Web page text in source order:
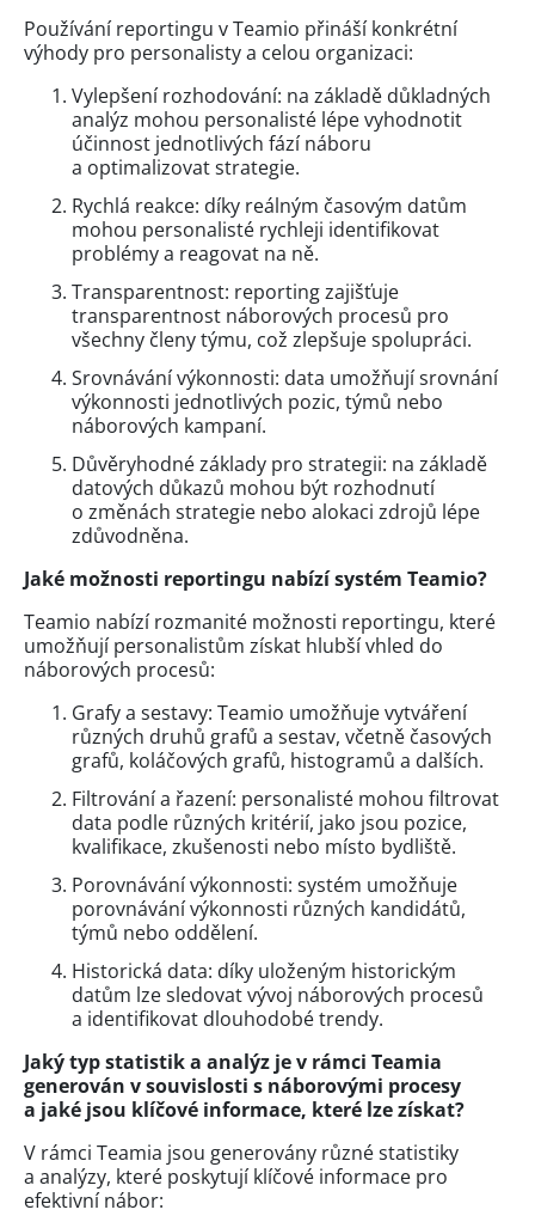
Používání reportingu v Teamio přináší konkrétní
výhody pro personalisty a celou organizaci:
Vylepšení rozhodování: na základě důkladných
analýz mohou personalisté lépe vyhodnotit
účinnost jednotlivých fází náboru
a optimalizovat strategie.
Rychlá reakce: díky reálným časovým datům
mohou personalisté rychleji identifikovat
problémy a reagovat na ně.
Transparentnost: reporting zajišťuje
transparentnost náborových procesů pro
všechny členy týmu, což zlepšuje spolupráci.
Srovnávání výkonnosti: data umožňují srovnání
výkonnosti jednotlivých pozic, týmů nebo
náborových kampaní.
Důvěryhodné základy pro strategii: na základě
datových důkazů mohou být rozhodnutí
o změnách strategie nebo alokaci zdrojů lépe
zdůvodněna.
Jaké možnosti reportingu nabízí systém Teamio?
Teamio nabízí rozmanité možnosti reportingu, které
umožňují personalistům získat hlubší vhled do
náborových procesů:
Grafy a sestavy: Teamio umožňuje vytváření
různých druhů grafů a sestav, včetně časových
grafů, koláčových grafů, histogramů a dalších.
Filtrování a řazení: personalisté mohou filtrovat
data podle různých kritérií, jako jsou pozice,
kvalifikace, zkušenosti nebo místo bydliště.
Porovnávání výkonnosti: systém umožňuje
porovnávání výkonnosti různých kandidátů,
týmů nebo oddělení.
Historická data: díky uloženým historickým
datům lze sledovat vývoj náborových procesů
a identifikovat dlouhodobé trendy.
Jaký typ statistik a analýz je v rámci Teamia
generován v souvislosti s náborovými procesy
a jaké jsou klíčové informace, které lze získat?
V rámci Teamia jsou generovány různé statistiky
a analýzy, které poskytují klíčové informace pro
efektivní nábor: